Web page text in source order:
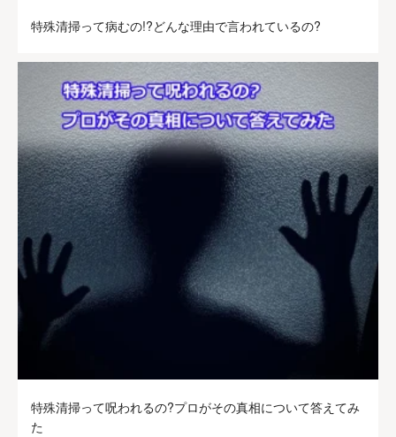
特殊清掃って病むの!?どんな理由で言われているの?
特殊清掃って呪われるの?プロがその真相について答えてみ
た